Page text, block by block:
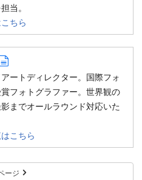
当。
ちら
on SNS
on SNS
ートディレクター。国際フォ
フォトグラファー。世界観の
までオールラウンド対応いた
こちら
ージ